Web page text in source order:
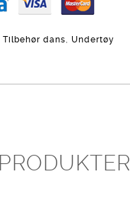
Tilbehør dans,Undertøy